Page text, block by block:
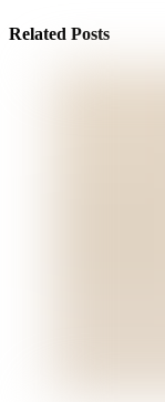
Related Posts